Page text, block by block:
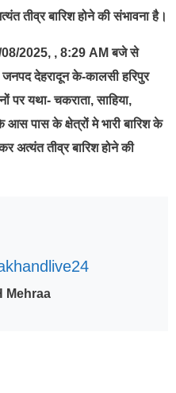
तीव्र बारिश होने की संभावना है।
08/2025, , 8:29 AM बजे से
देहरादून के-कालसी हरिपुर
पर यथा- चकराता, साहिया,
पास के क्षेत्रों मे भारी बारिश के
अत्यंत तीव्र बारिश होने की
Mehraa